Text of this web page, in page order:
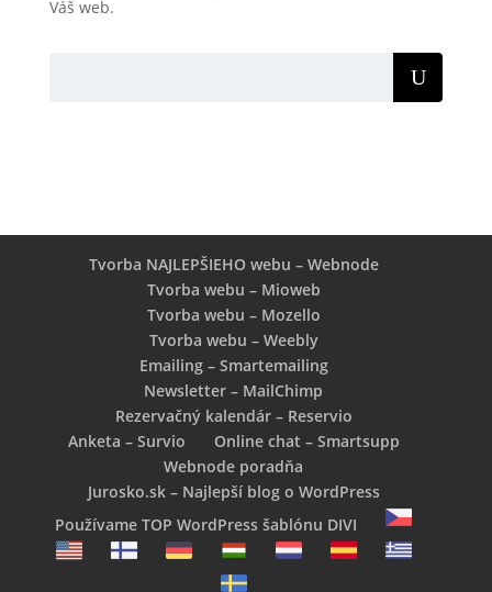
Váš web.
Tvorba NAJLEPŠIEHO webu – Webnode
Tvorba webu – Mioweb
Tvorba webu – Mozello
Tvorba webu – Weebly
Emailing – Smartemailing
Newsletter – MailChimp
Rezervačný kalendár – Reservio
Anketa – Survio
Online chat – Smartsupp
Webnode poradňa
Jurosko.sk – Najlepší blog o WordPress
Používame TOP WordPress šablónu DIVI